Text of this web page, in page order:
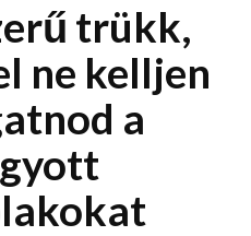
trükk,
ne kelljen
a